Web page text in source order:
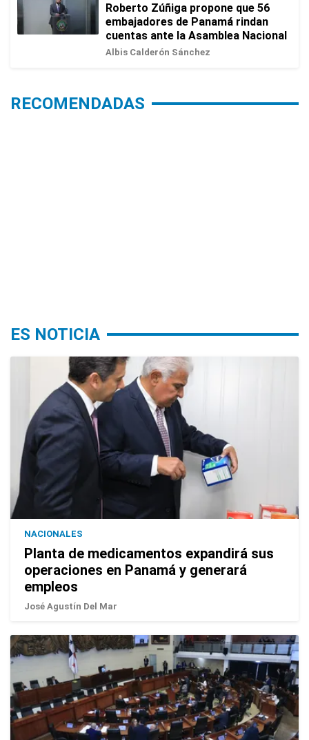
Roberto Zúñiga propone que 56
embajadores de Panamá rindan
cuentas ante la Asamblea Nacional
Albis Calderón Sánchez
RECOMENDADAS
ES NOTICIA
NACIONALES
Planta de medicamentos expandirá sus
operaciones en Panamá y generará
empleos
José Agustín Del Mar